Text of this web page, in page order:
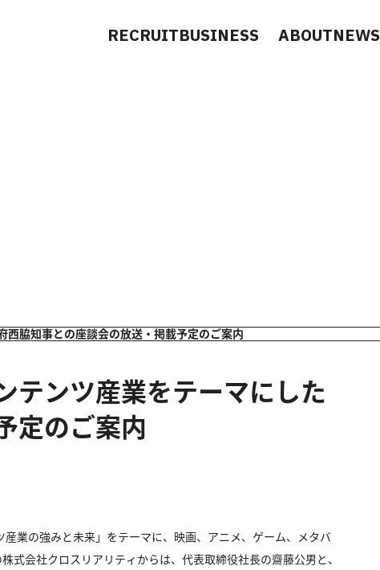
RECRUITBUSINESS ABOUTNEWS
西脇知事との座談会の放送・掲載予定のご案内
テンツ産業をテーマにした
定のご案内
業の強みと未来」をテーマに、映画、アニメ、ゲーム、メタバ
式会社クロスリアリティからは、代表取締役社長の齋藤公男と、